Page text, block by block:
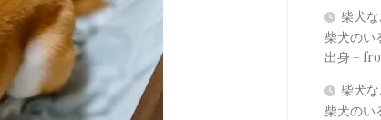
柴犬
柴犬のい
出身 –
柴犬
柴犬のい